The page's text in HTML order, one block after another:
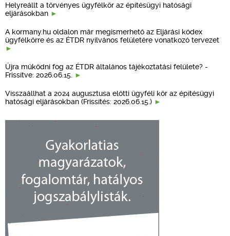
Helyreállt a törvényes ügyfélkör az építésügyi hatósági
eljárásokban
A kormany.hu oldalon már megismerhető az Eljárási kódex
ügyfélkörre és az ÉTDR nyilvános felületére vonatkozó tervezet
Újra működni fog az ÉTDR általános tájékoztatási felülete? -
Frissítve: 2026.06.15.
Visszaállhat a 2024 augusztusa előtti ügyféli kör az építésügyi
hatósági eljárásokban (Frissítés: 2026.06.15.)